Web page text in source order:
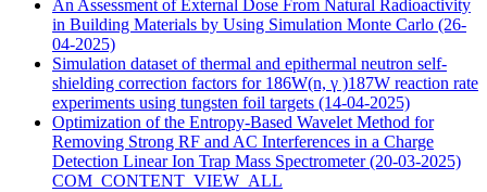
An Assessment of External Dose From Natural Radioactivity
in Building Materials by Using Simulation Monte Carlo (26-
04-2025)
Simulation dataset of thermal and epithermal neutron self-
shielding correction factors for 186W(n, γ )187W reaction rate
experiments using tungsten foil targets (14-04-2025)
Optimization of the Entropy-Based Wavelet Method for
Removing Strong RF and AC Interferences in a Charge
Detection Linear Ion Trap Mass Spectrometer(20-03-2025)
COM_CONTENT_VIEW_ALL